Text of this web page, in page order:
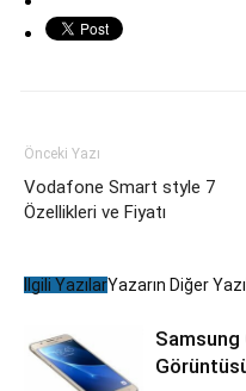
Önceki Yazı
Vodafone Smart style 7
Özellikleri ve Fiyatı
İlgili YazılarYazarın Diğer